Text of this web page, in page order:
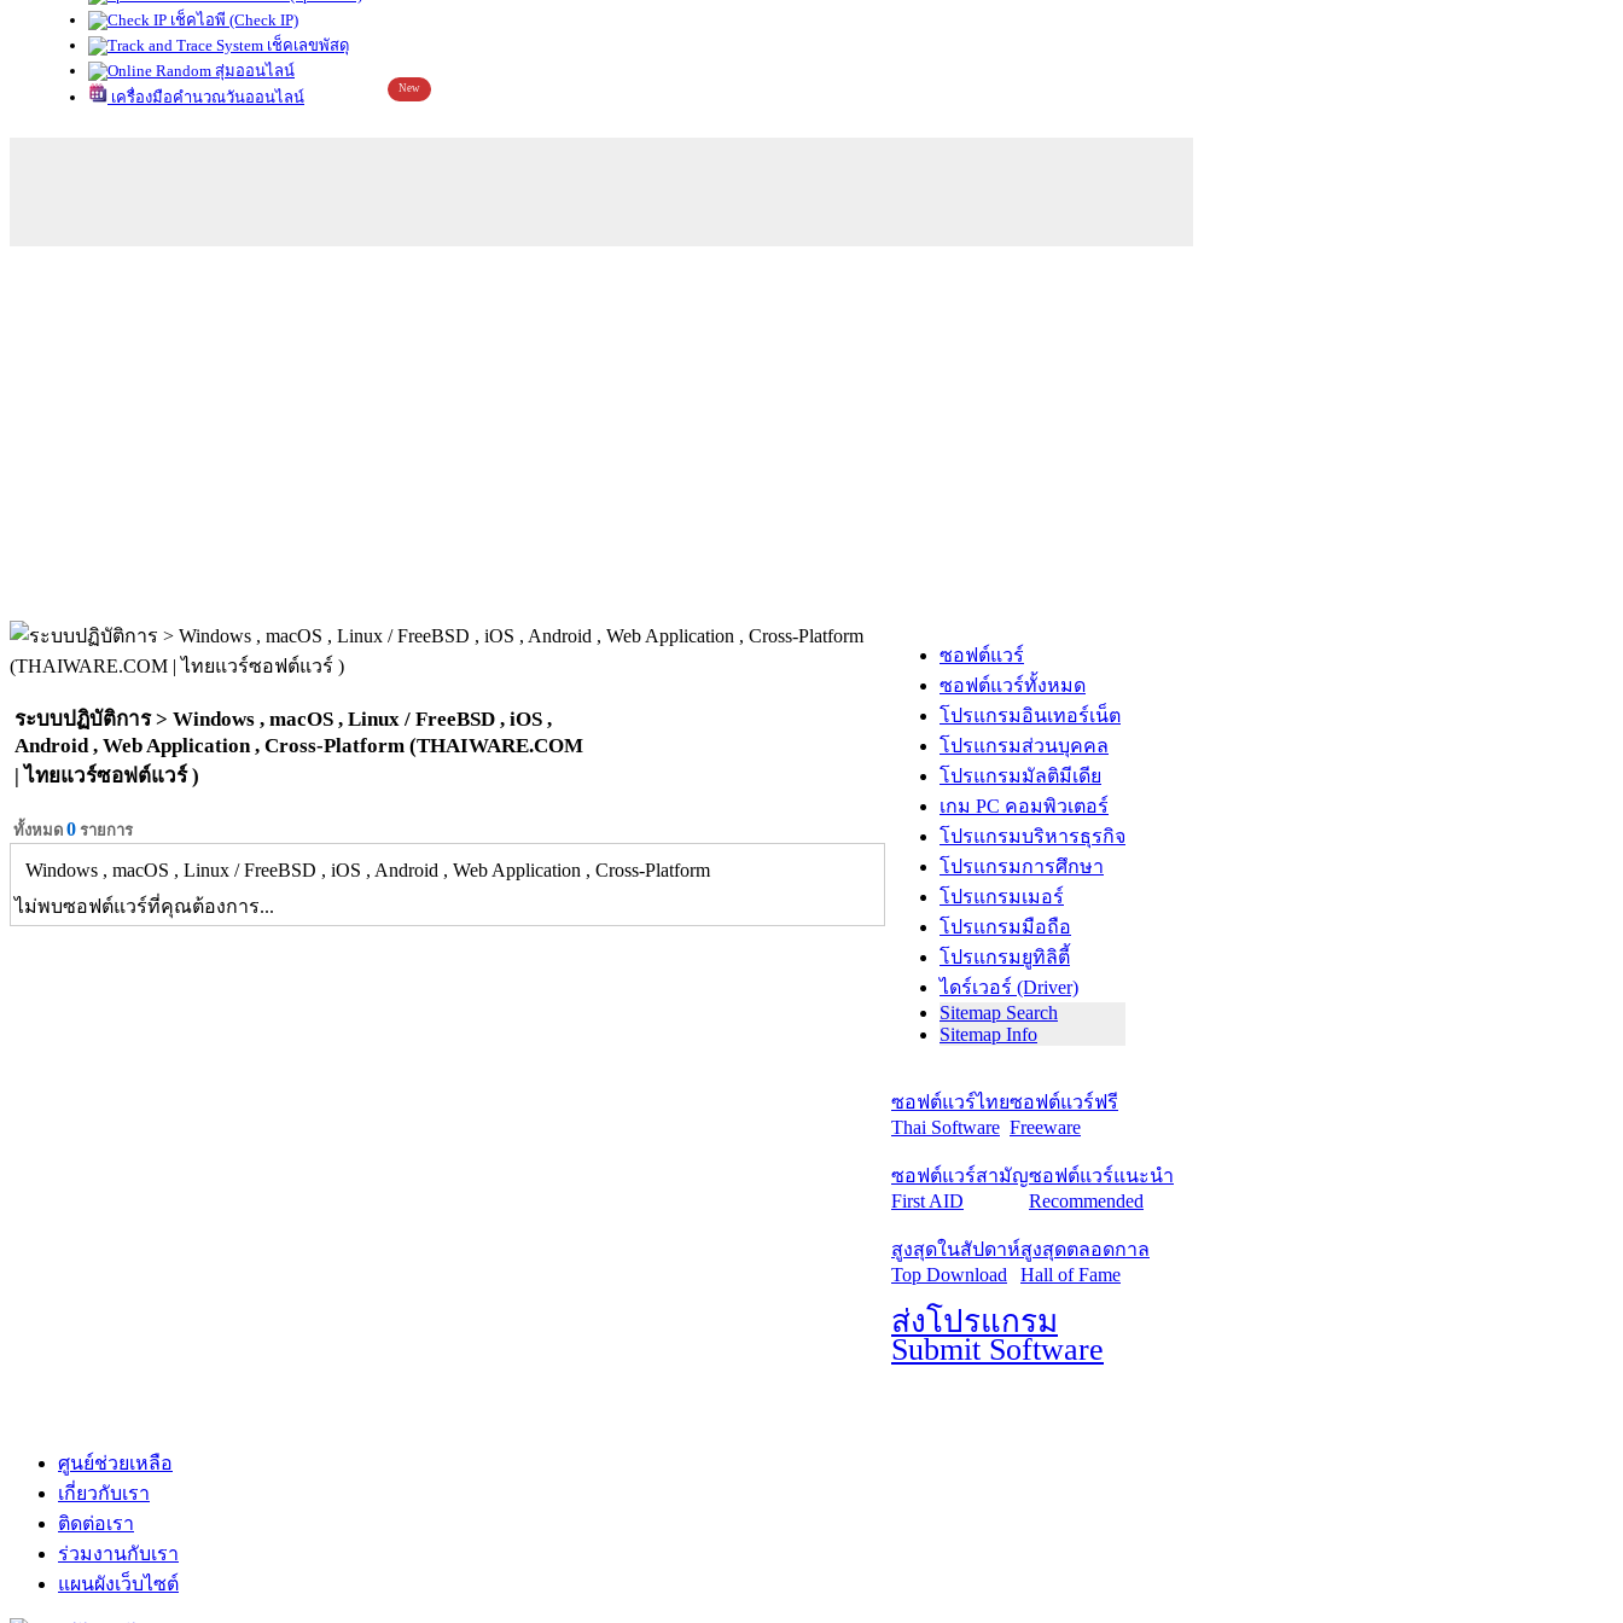
เช็คไอพี (Check IP)
เช็คเลขพัสดุ
สุ่มออนไลน์
เครื่องมือคำนวณวันออนไลน์
New
ระบบปฏิบัติการ > Windows , macOS , Linux / FreeBSD , iOS ,
Android , Web Application , Cross-Platform (THAIWARE.COM
| ไทยแวร์ซอฟต์แวร์ )
ทั้งหมด 0 รายการ
Windows , macOS , Linux / FreeBSD , iOS , Android , Web Application , Cross-Platform
ไม่พบซอฟต์แวร์ที่คุณต้องการ...
ซอฟต์แวร์
ซอฟต์แวร์ทั้งหมด
โปรแกรมอินเทอร์เน็ต
โปรแกรมส่วนบุคคล
โปรแกรมมัลติมีเดีย
เกม PC คอมพิวเตอร์
โปรแกรมบริหารธุรกิจ
โปรแกรมการศึกษา
โปรแกรมเมอร์
โปรแกรมมือถือ
โปรแกรมยูทิลิตี้
ไดร์เวอร์ (Driver)
Sitemap Search
Sitemap Info
ซอฟต์แวร์ไทย
Thai Software
ซอฟต์แวร์ฟรี
Freeware
ซอฟต์แวร์สามัญ
First AID
ซอฟต์แวร์แนะนำ
Recommended
สูงสุดในสัปดาห์
Top Download
สูงสุดตลอดกาล
Hall of Fame
ส่งโปรแกรม
Submit Software
ศูนย์ช่วยเหลือ
เกี่ยวกับเรา
ติดต่อเรา
ร่วมงานกับเรา
แผนผังเว็บไซต์